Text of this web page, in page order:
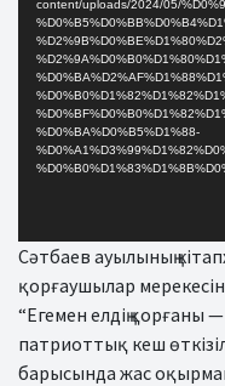
content/uploads/2024/05/
%D0%BA%D0%B5%D1%88-
Сәтбаев ауылының
қорғаушылар
“Егемен елдің
патриоттық кеш
барысында жас